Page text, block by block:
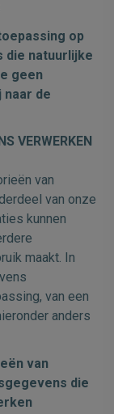
op
die natuurlijke
geen
de
VERWERKEN
van
van onze
kunnen
maakt. In
van een
anders
van
die